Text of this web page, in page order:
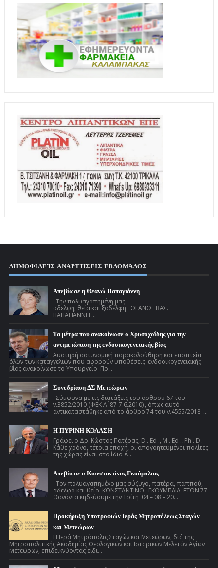
ΔΗΜΟΦΙΛΕΊΣ ΑΝΑΡΤΉΣΕΙΣ ΕΒΔΟΜΆΔΟΣ
Απεβίωσε η Θεανώ Παπαγιάννη
Την πολυαγαπημένη μας
αδελφή, θεία και ξαδέλφη ΘΕΑΝΩ ΒΑΣ.
ΠΑΠΑΓΙΑΝΝΗ ...
Τα μέτρα που ανακοίνωσε ο Χρυσοχοΐδης για την
αντιμετώπιση της ενδοοικογενειακής βίας
Αυστηρή αστυνομική παρακολούθηση και εποπτεία
όλων των καταγγελιών που αφορούν υποθέσεις ενδοοικογενειακής
βίας ανακοίνωσε το Υπουργείο Πρ...
Συνεδρίαση ΔΣ Μετεώρων
Σύμφωνα με τις διατάξεις του άρθρου 67 του
ν.3852/2010 (ΦΕΚ Α ́ 87-7.6.2010) , όπως αυτό
αντικαταστάθηκε από το άρθρο 74 του ν.4555/2018 ...
Η ΠΥΡΙΝΗ ΚΟΛΑΣΗ
Γράφει ο Δρ. Κώστας Πατέρας, D . Ed ., M . Ed ., Ph . D .
Κάθε χρόνο, τέτοια εποχή, οι απογοητευμένοι πολίτες
της χώρας είναι στο ίδιο έ...
Απεβίωσε ο Κωνσταντίνος Γκούμπλιας
Τον πολυαγαπημένο μας σύζυγο, πατέρα, παππού,
αδελφό και θείο ΚΩΝΣΤΑΝΤΙΝΟ ΓΚΟΥΜΠΛΙΑ ΕΤΩΝ 77
Θανόντα κηδεύουμε την Τρίτη 04 – 08 – 20...
Προκήρυξη Υποτροφιών Ιεράς Μητροπόλεως Σταγών
και Μετεώρων
Η Ιερά Μητρόπολις Σταγών και Μετεώρων, διά της
Μητροπολιτικής Ακαδημίας Θεολογικών και Ιστορικών Μελετών Αγίων
Μετεώρων, επιδεικνύοντας ειδι...